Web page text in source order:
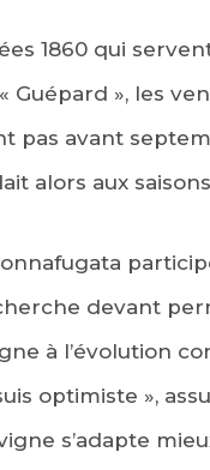
1860 qui
Guépard », les
pas avant
alors aux
devant
à l’évolution
optimiste »,
s’adapte